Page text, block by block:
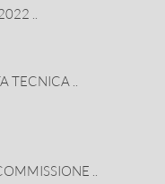
..
TECNICA ..
..